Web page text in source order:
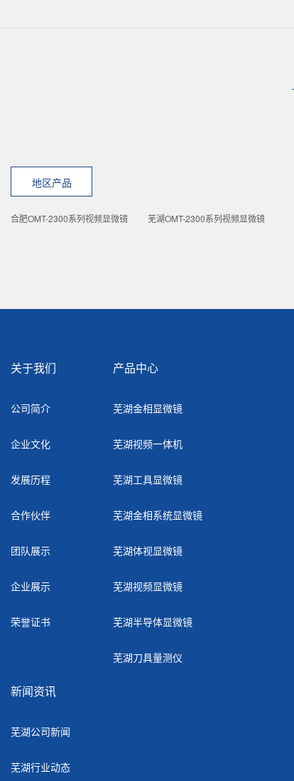
地区产品
合肥OMT-2300系列视频显微镜 芜湖OMT-2300系列视频显微镜
关于我们
公司简介
企业文化
发展历程
合作伙伴
团队展示
企业展示
荣誉证书
产品中心
芜湖金相显微镜
芜湖视频一体机
芜湖工具显微镜
芜湖金相系统显微镜
芜湖体视显微镜
芜湖视频显微镜
芜湖半导体显微镜
芜湖刀具量测仪
新闻资讯
芜湖公司新闻
芜湖行业动态